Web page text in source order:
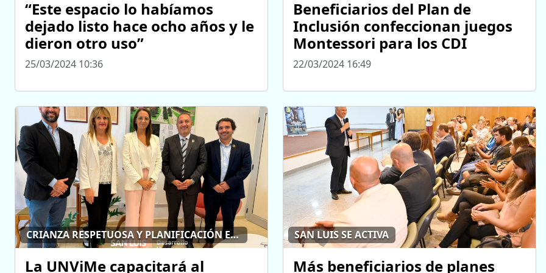
“Este espacio lo habíamos
dejado listo hace ocho años y le
dieron otro uso”
25/03/2024 10:36
Beneficiarios del Plan de
Inclusión confeccionan juegos
Montessori para los CDI
22/03/2024 16:49
CRIANZA RESPETUOSA Y PLANIFICACIÓN EN SALA
La UNViMe capacitará al
SAN LUIS SE ACTIVA
Más beneficiarios de planes